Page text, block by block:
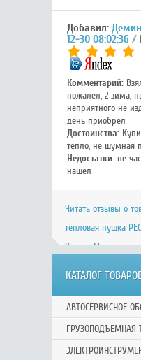
Добавил:
12-30 08:02:36
Комментарий:
пожалел, 2 зима,
неприятного не
день приобрел
Достоинства:
тепло, не шумная
Недостатки:не
нашел
Читать отзывы о
тепловая пушка
Яндекс.Маркете
КАТАЛОГ
АВТОСЕРВИСНОЕ
ГРУЗОПОДЪЕМНАЯ